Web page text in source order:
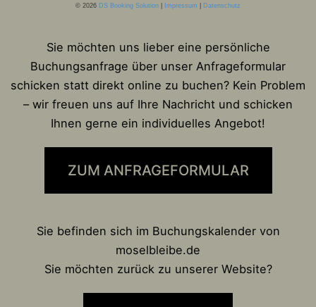
Sie möchten uns lieber eine persönliche
Buchungsanfrage über unser Anfrageformular
schicken statt direkt online zu buchen? Kein Problem
– wir freuen uns auf Ihre Nachricht und schicken
Ihnen gerne ein individuelles Angebot!
ZUM ANFRAGEFORMULAR
Sie befinden sich im Buchungskalender von
moselbleibe.de
Sie möchten zurück zu unserer Website?